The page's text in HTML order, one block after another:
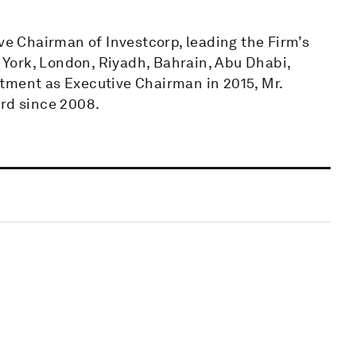
Chairman of Investcorp, leading the Firm’s
London, Riyadh, Bahrain, Abu Dhabi,
as Executive Chairman in 2015, Mr.
since 2008.